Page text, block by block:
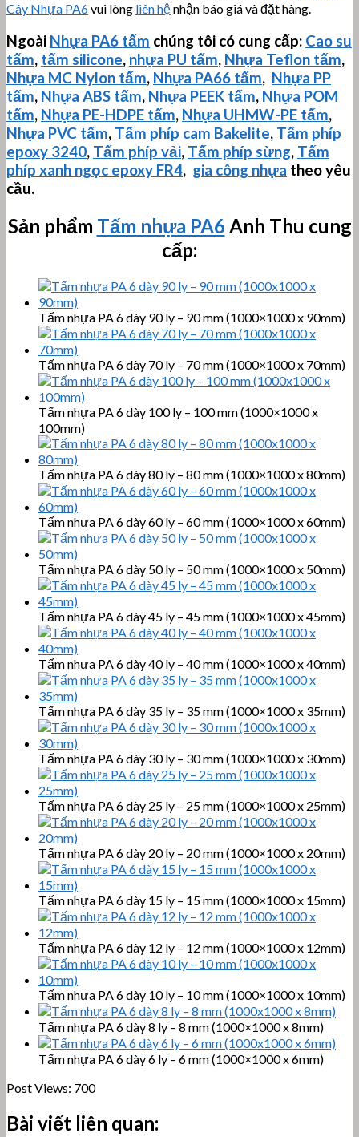
Cây Nhựa PA6vui lòng liên hệnhận báo giá và đặt hàng.
Ngoài Nhựa PA6 tấm chúng tôi có cung cấp: Cao su
tấm, tấm silicone, nhựa PU tấm, Nhựa Teflon tấm,
Nhựa MC Nylon tấm, Nhựa PA66 tấm, Nhựa PP
tấm, Nhựa ABS tấm, Nhựa PEEK tấm, Nhựa POM
tấm, Nhựa PE-HDPE tấm, Nhựa UHMW-PE tấm,
Nhựa PVC tấm, Tấm phíp cam Bakelite, Tấm phíp
epoxy 3240, Tấm phíp vải, Tấm phíp sừng, Tấm
phíp xanh ngọc epoxy FR4, gia công nhựa theo yêu
cầu.
Sản phẩm Tấm nhựa PA6 Anh Thu cung
cấp:
Tấm nhựa PA 6 dày 90 ly – 90 mm (1000×1000 x 90mm)
Tấm nhựa PA 6 dày 70 ly – 70 mm (1000×1000 x 70mm)
Tấm nhựa PA 6 dày 100 ly – 100 mm (1000×1000 x
100mm)
Tấm nhựa PA 6 dày 80 ly – 80 mm (1000×1000 x 80mm)
Tấm nhựa PA 6 dày 60 ly – 60 mm (1000×1000 x 60mm)
Tấm nhựa PA 6 dày 50 ly – 50 mm (1000×1000 x 50mm)
Tấm nhựa PA 6 dày 45 ly – 45 mm (1000×1000 x 45mm)
Tấm nhựa PA 6 dày 40 ly – 40 mm (1000×1000 x 40mm)
Tấm nhựa PA 6 dày 35 ly – 35 mm (1000×1000 x 35mm)
Tấm nhựa PA 6 dày 30 ly – 30 mm (1000×1000 x 30mm)
Tấm nhựa PA 6 dày 25 ly – 25 mm (1000×1000 x 25mm)
Tấm nhựa PA 6 dày 20 ly – 20 mm (1000×1000 x 20mm)
Tấm nhựa PA 6 dày 15 ly – 15 mm (1000×1000 x 15mm)
Tấm nhựa PA 6 dày 12 ly – 12 mm (1000×1000 x 12mm)
Tấm nhựa PA 6 dày 10 ly – 10 mm (1000×1000 x 10mm)
Tấm nhựa PA 6 dày 8 ly – 8 mm (1000×1000 x 8mm)
Tấm nhựa PA 6 dày 6 ly – 6 mm (1000×1000 x 6mm)
Post Views: 700
Bài viết liên quan: